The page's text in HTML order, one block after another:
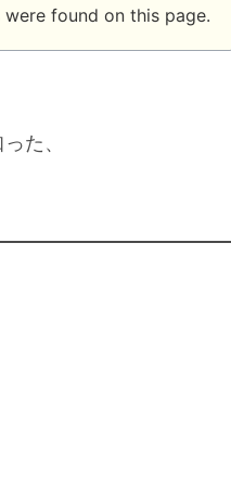
were found on this page.
た、